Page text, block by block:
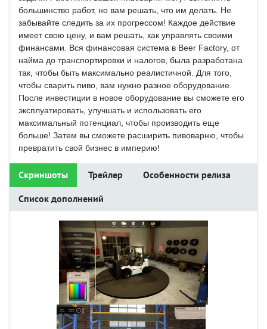
большинство работ, но вам решать, что им делать. Не
забывайте следить за их прогрессом! Каждое действие
имеет свою цену, и вам решать, как управлять своими
финансами. Вся финансовая система в Beer Factory, от
найма до транспортировки и налогов, была разработана
так, чтобы быть максимально реалистичной. Для того,
чтобы сварить пиво, вам нужно разное оборудование.
После инвестиции в новое оборудование вы сможете его
эксплуатировать, улучшать и использовать его
максимальный потенциал, чтобы производить еще
больше! Затем вы сможете расширить пивоварню, чтобы
превратить свой бизнес в империю!
Скриншоты Трейлер Особенности релиза
Список дополнений